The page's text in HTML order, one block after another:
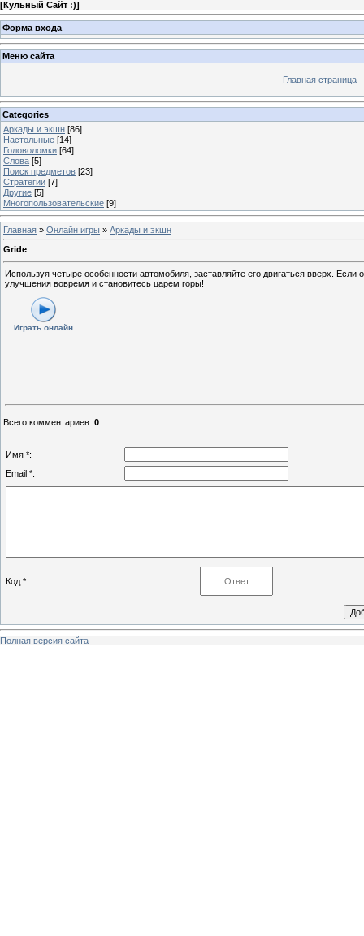
[Кульный Сайт :)]
Форма входа
Меню сайта
Главная страница
Categories
Аркады и экшн [86]
Настольные [14]
Головоломки [64]
Слова [5]
Поиск предметов [23]
Стратегии [7]
Другие [5]
Многопользовательские [9]
Главная » Онлайн игры » Аркады и экшн
Gride
Используя четыре особенности автомобиля, заставляйте его двигаться вверх. Если
улучшения вовремя и становитесь царем горы!
Играть онлайн
Всего комментариев: 0
Имя *:
Email *:
Код *:
Полная версия сайта